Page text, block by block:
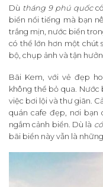
Dù tháng 9 phú quốc
biển nổi tiếng mà bạn
trắng mịn, nước biển
có thể lớn hơn một chút
bộ, chụp ảnh và tận
Bãi Kem, với vẻ đẹp
không thể bỏ qua. Nước
việc bơi lội và thư giãn.
quán cafe đẹp, nơi bạn
ngắm cảnh biển. Dù là
bãi biển này vẫn là